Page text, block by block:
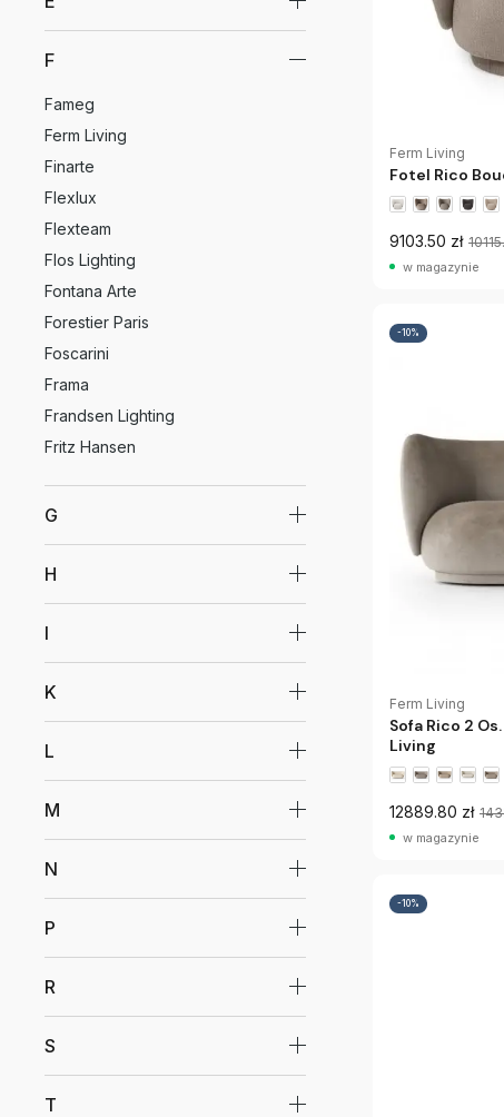
F
Fameg
Ferm Living
Finarte
Flexlux
Flexteam
Flos Lighting
Fontana Arte
Forestier Paris
Foscarini
Frama
Frandsen Lighting
Fritz Hansen
G
H
I
K
L
M
N
P
R
S
T
Ferm Living
Fotel Rico
9103.50 zł
w magazynie
-10%
Ferm Living
Sofa Rico 2
Living
12889.80 zł
w magazynie
-10%